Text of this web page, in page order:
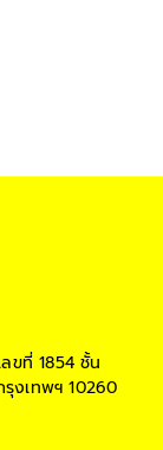
ลขที่ 1854 ชั้น
รุงเทพฯ 10260